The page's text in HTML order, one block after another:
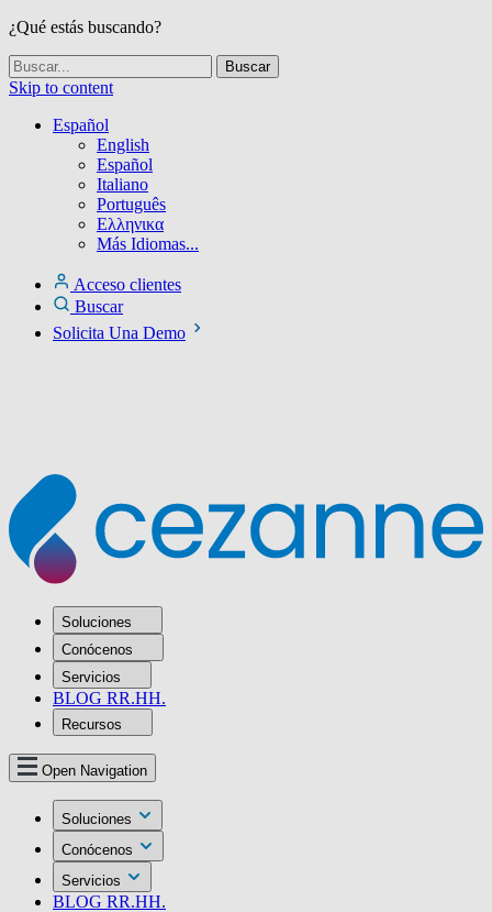
¿Qué estás buscando?
Skip to content
Español
English
Español
Italiano
Português
Ελληνικα
Más Idiomas...
Acceso clientes
Buscar
Solicita Una Demo
Soluciones
Conócenos
Servicios
BLOG RR.HH.
Recursos
Open Navigation
Soluciones
Conócenos
Servicios
BLOG RR.HH.